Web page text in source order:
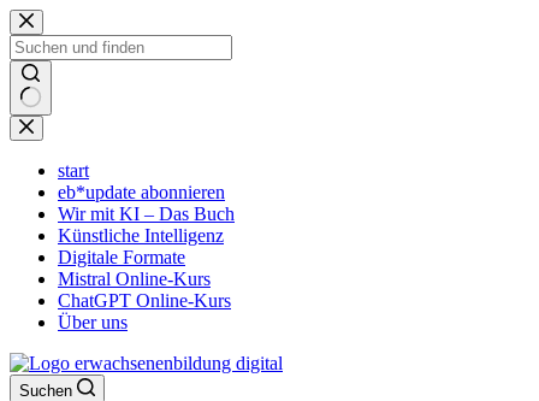
Zum
Inhalt
springen
Keine
Ergebnisse
start
eb*update abonnieren
Wir mit KI – Das Buch
Künstliche Intelligenz
Digitale Formate
Mistral Online-Kurs
ChatGPT Online-Kurs
Über uns
Suchen